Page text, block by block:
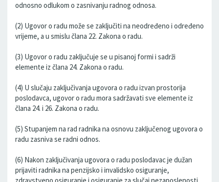
odnosno odlukom o zasnivanju radnog odnosa.
(2) Ugovor o radu može se zaključiti na neodređeno i određeno
vrijeme, a u smislu člana 22. Zakona o radu.
(3) Ugovor o radu zaključuje se u pisanoj formi i sadrži
elemente iz člana 24. Zakona o radu.
(4) U slučaju zaključivanja ugovora o radu izvan prostorija
poslodavca, ugovor o radu mora sadržavati sve elemente iz
člana 24. i 26. Zakona o radu.
(5) Stupanjem na rad radnika na osnovu zaključenog ugovora o
radu zasniva se radni odnos.
(6) Nakon zaključivanja ugovora o radu poslodavac je dužan
prijaviti radnika na penzijsko i invalidsko osiguranje,